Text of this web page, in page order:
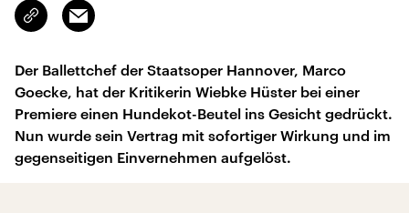
Link
kopieren/teilen
Email
Der Ballettchef der Staatsoper Hannover, Marco
Goecke, hat der Kritikerin Wiebke Hüster bei einer
Premiere einen Hundekot-Beutel ins Gesicht gedrückt.
Nun wurde sein Vertrag mit sofortiger Wirkung und im
gegenseitigen Einvernehmen aufgelöst.